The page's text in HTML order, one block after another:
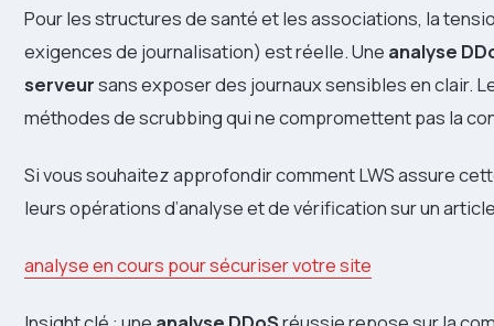
Pour les structures de santé et les associations, la
exigences de journalisation) est réelle. Une analyse
serveursans exposer des journaux sensibles en clair.
méthodes de scrubbing qui ne compromettent pas la
Si vous souhaitez approfondir comment LWS assure
leurs opérations d’analyse et de vérification sur un
analyse en cours pour sécuriser votre site